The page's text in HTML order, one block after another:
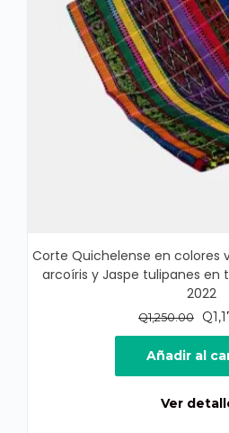
Corte Quichelense en colores
arcoíris y Jaspe tulipanes en
2022
Q1,250.00
El
era:
Q
Añadir al
Ver